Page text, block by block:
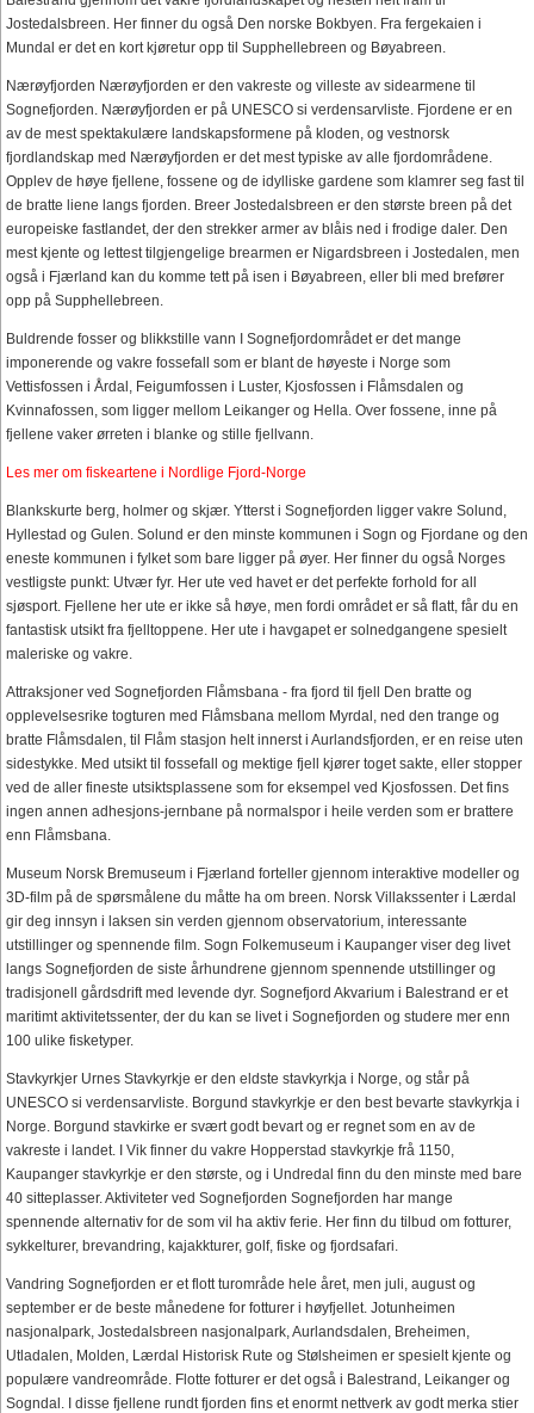
Jostedalsbreen. Her finner du også Den norske Bokbyen. Fra fergekaien i
Mundal er det en kort kjøretur opp til Supphellebreen og Bøyabreen.
Nærøyfjorden Nærøyfjorden er den vakreste og villeste av sidearmene til
Sognefjorden. Nærøyfjorden er på UNESCO si verdensarvliste. Fjordene er en
av de mest spektakulære landskapsformene på kloden, og vestnorsk
fjordlandskap med Nærøyfjorden er det mest typiske av alle fjordområdene.
Opplev de høye fjellene, fossene og de idylliske gardene som klamrer seg fast til
de bratte liene langs fjorden. Breer Jostedalsbreen er den største breen på det
europeiske fastlandet, der den strekker armer av blåis ned i frodige daler. Den
mest kjente og lettest tilgjengelige brearmen er Nigardsbreen i Jostedalen, men
også i Fjærland kan du komme tett på isen i Bøyabreen, eller bli med brefører
opp på Supphellebreen.
Buldrende fosser og blikkstille vann I Sognefjordområdet er det mange
imponerende og vakre fossefall som er blant de høyeste i Norge som
Vettisfossen i Årdal, Feigumfossen i Luster, Kjosfossen i Flåmsdalen og
Kvinnafossen, som ligger mellom Leikanger og Hella. Over fossene, inne på
fjellene vaker ørreten i blanke og stille fjellvann.
Les mer om fiskeartene i Nordlige Fjord-Norge
Blankskurte berg, holmer og skjær. Ytterst i Sognefjorden ligger vakre Solund,
Hyllestad og Gulen. Solund er den minste kommunen i Sogn og Fjordane og den
eneste kommunen i fylket som bare ligger på øyer. Her finner du også Norges
vestligste punkt: Utvær fyr. Her ute ved havet er det perfekte forhold for all
sjøsport. Fjellene her ute er ikke så høye, men fordi området er så flatt, får du en
fantastisk utsikt fra fjelltoppene. Her ute i havgapet er solnedgangene spesielt
maleriske og vakre.
Attraksjoner ved Sognefjorden Flåmsbana - fra fjord til fjell Den bratte og
opplevelsesrike togturen med Flåmsbana mellom Myrdal, ned den trange og
bratte Flåmsdalen, til Flåm stasjon helt innerst i Aurlandsfjorden, er en reise uten
sidestykke. Med utsikt til fossefall og mektige fjell kjører toget sakte, eller stopper
ved de aller fineste utsiktsplassene som for eksempel ved Kjosfossen. Det fins
ingen annen adhesjons-jernbane på normalspor i heile verden som er brattere
enn Flåmsbana.
Museum Norsk Bremuseum i Fjærland forteller gjennom interaktive modeller og
3D-film på de spørsmålene du måtte ha om breen. Norsk Villakssenter i Lærdal
gir deg innsyn i laksen sin verden gjennom observatorium, interessante
utstillinger og spennende film. Sogn Folkemuseum i Kaupanger viser deg livet
langs Sognefjorden de siste århundrene gjennom spennende utstillinger og
tradisjonell gårdsdrift med levende dyr. Sognefjord Akvarium i Balestrand er et
maritimt aktivitetssenter, der du kan se livet i Sognefjorden og studere mer enn
100 ulike fisketyper.
Stavkyrkjer Urnes Stavkyrkje er den eldste stavkyrkja i Norge, og står på
UNESCO si verdensarvliste. Borgund stavkyrkje er den best bevarte stavkyrkja i
Norge. Borgund stavkirke er svært godt bevart og er regnet som en av de
vakreste i landet. I Vik finner du vakre Hopperstad stavkyrkje frå 1150,
Kaupanger stavkyrkje er den største, og i Undredal finn du den minste med bare
40 sitteplasser. Aktiviteter ved Sognefjorden Sognefjorden har mange
spennende alternativ for de som vil ha aktiv ferie. Her finn du tilbud om fotturer,
sykkelturer, brevandring, kajakkturer, golf, fiske og fjordsafari.
Vandring Sognefjorden er et flott turområde hele året, men juli, august og
september er de beste månedene for fotturer i høyfjellet. Jotunheimen
nasjonalpark, Jostedalsbreen nasjonalpark, Aurlandsdalen, Breheimen,
Utladalen, Molden, Lærdal Historisk Rute og Stølsheimen er spesielt kjente og
populære vandreområde. Flotte fotturer er det også i Balestrand, Leikanger og
Sogndal. I disse fjellene rundt fjorden fins et enormt nettverk av godt merka stier